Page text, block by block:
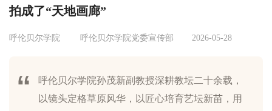
拍成了“天地画廊”
呼伦贝尔学院 呼伦贝尔学院党委宣传部 2026-05-28
呼伦贝尔学院孙茂新副教授深耕教坛二十余载，
以镜头定格草原风华，以匠心培育艺坛新苗，用